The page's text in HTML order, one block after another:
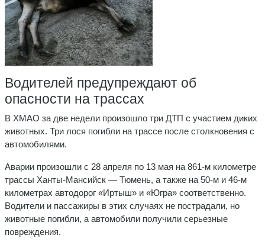
Водителей предупреждают об
опасности на трассах
В ХМАО за две недели произошло три ДТП с участием диких
животных. Три лося погибли на трассе после столкновения с
автомобилями.
Аварии произошли с 28 апреля по 13 мая на 861-м километре
трассы Ханты-Мансийск — Тюмень, а также на 50-м и 46-м
километрах автодорог «Иртыш» и «Югра» соответственно.
Водители и пассажиры в этих случаях не пострадали, но
животные погибли, а автомобили получили серьезные
повреждения.